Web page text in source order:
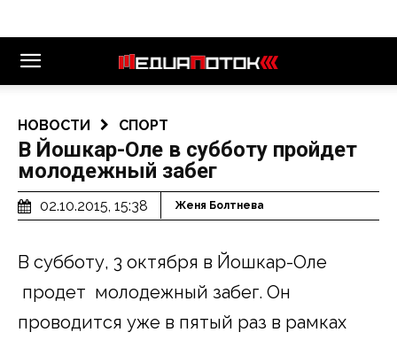
НОВОСТИ СПОРТ
В Йошкар-Оле в субботу пройдет
молодежный забег
02.10.2015, 15:38 Женя Болтнева
В субботу, 3 октября в Йошкар-Оле
продет молодежный забег. Он
проводится уже в пятый раз в рамках